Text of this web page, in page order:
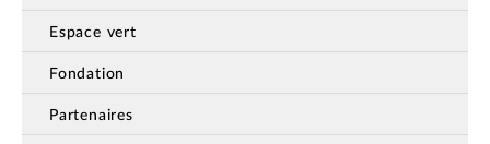
Espace vert
Fondation
Partenaires